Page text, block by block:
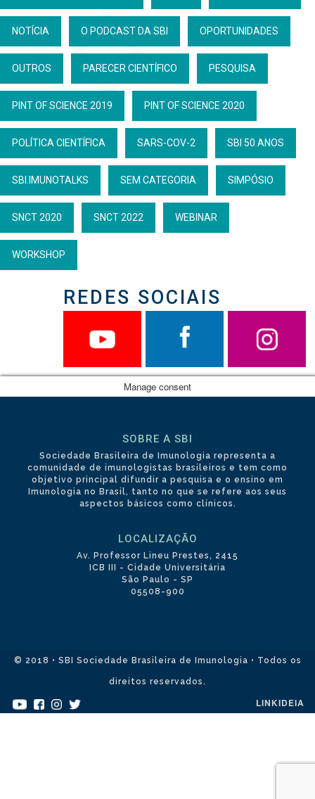
NOTÍCIA O PODCAST DA SBI OPORTUNIDADES
OUTROS PARECER CIENTÍFICO PESQUISA
PINT OF SCIENCE 2019 PINT OF SCIENCE 2020
POLÍTICA CIENTÍFICA SARS-COV-2 SBI 50 ANOS
SBI.IMUNOTALKS SEM CATEGORIA SIMPÓSIO
SNCT 2020 SNCT 2022 WEBINAR
WORKSHOP
REDES SOCIAIS
SOBRE A SBI
Sociedade Brasileira de Imunologia representa a
comunidade de imunologistas brasileiros e tem como
objetivo principal difundir a pesquisa e o ensino em
Imunologia no Brasil, tanto no que se refere aos seus
aspectos básicos como clínicos.
LOCALIZAÇÃO
Av. Professor Lineu Prestes, 2415
ICB III - Cidade Universitária
São Paulo - SP
05508-900
© 2018 • SBI Sociedade Brasileira de Imunologia • Todos os
direitos reservados.
LINKIDEIA
Manage consent